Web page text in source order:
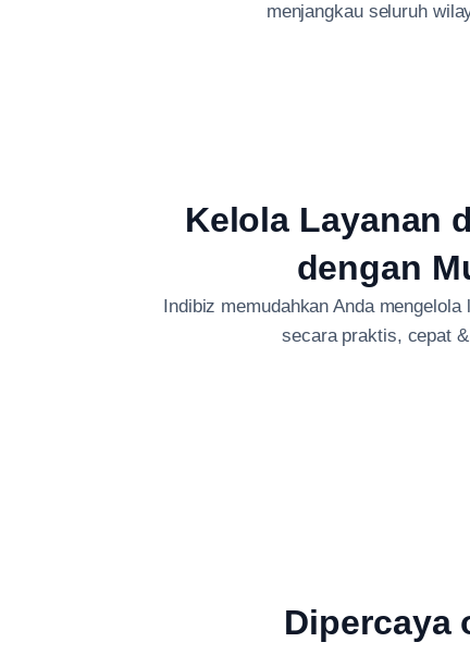
menjangkau seluruh
Kelola Layanan
dengan
Indibiz memudahkan Anda
secara praktis, cepat
Dipercaya